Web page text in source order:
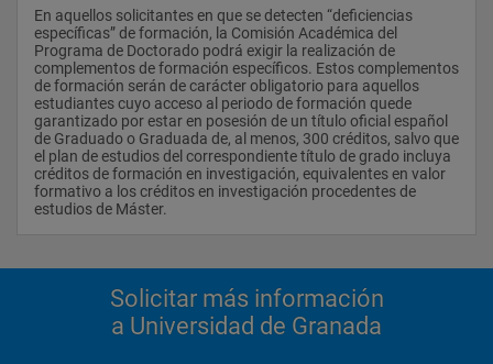
Asesor de Doctorado, a la vista de la documentación recibida,
procederá a la autorización o no de la defensa de la Tesis
Doctoral.
En los supuestos de no autorización, el Consejo Asesor de
Doctorado deberá comunicar por escrito al doctorando, al
director de la tesis y al órgano responsable del programa de
posgrado las razones de su decisión.
. Defensa y Lectura pública:
especial mención a sus aportaciones originales.
El acto de defensa de la tesis será convocado por el presidente
En aquellos solicitantes en que se detecten “deficiencias
específicas” de formación, la Comisión Académica del
Programa de Doctorado podrá exigir la realización de
complementos de formación específicos. Estos complementos
de formación serán de carácter obligatorio para aquellos
estudiantes cuyo acceso al periodo de formación quede
garantizado por estar en posesión de un título oficial español
de Graduado o Graduada de, al menos, 300 créditos, salvo que
el plan de estudios del correspondiente título de grado incluya
créditos de formación en investigación, equivalentes en valor
formativo a los créditos en investigación procedentes de
estudios de Máster.
Solicitar más información
a Universidad de Granada